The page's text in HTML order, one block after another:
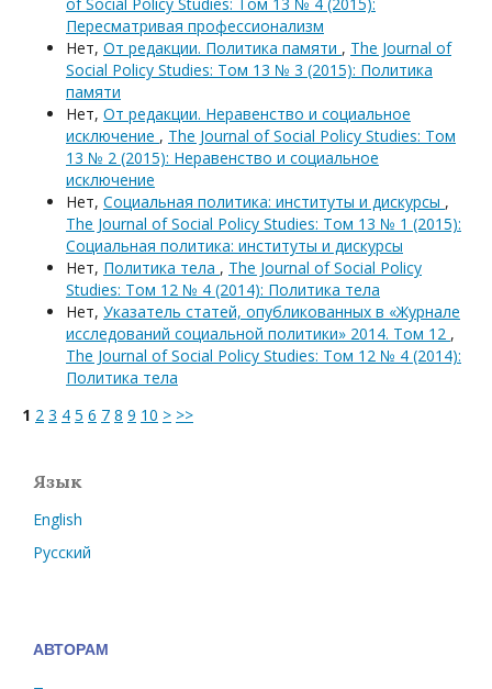
Пересматривая профессионализм
Нет, От редакции. Политика памяти , The Journal of
Social Policy Studies: Том 13 № 3 (2015): Политика
памяти
Нет, От редакции. Неравенство и социальное
исключение , The Journal of Social Policy Studies: Том
13 № 2 (2015): Неравенство и социальное
исключение
Нет, Социальная политика: институты и дискурсы ,
The Journal of Social Policy Studies: Том 13 № 1 (2015):
Социальная политика: институты и дискурсы
Нет, Политика тела , The Journal of Social Policy
Studies: Том 12 № 4 (2014): Политика тела
Нет, Указатель статей, опубликованных в «Журнале
исследований социальной политики» 2014. Том 12 ,
The Journal of Social Policy Studies: Том 12 № 4 (2014):
Политика тела
1 2 3 4 5 6 7 8 9 10 > >>
Язык
English
Русский
АВТОРАМ